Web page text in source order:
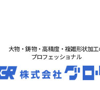
大物・鋳物・高精度・複雑形状加工
プロフェッショナル